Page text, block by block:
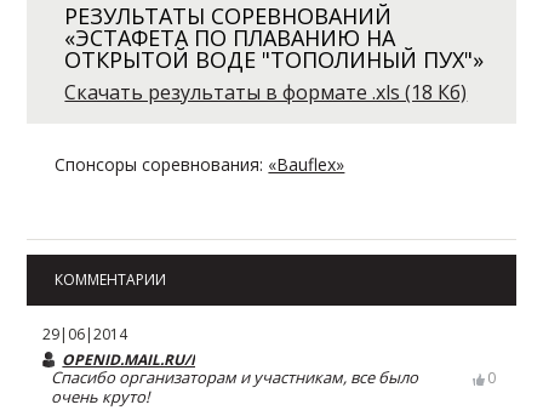
РЕЗУЛЬТАТЫ СОРЕВНОВАНИЙ
«ЭСТАФЕТА ПО ПЛАВАНИЮ НА
ОТКРЫТОЙ ВОДЕ "ТОПОЛИНЫЙ ПУХ"»
Скачать результаты в формате .xls (18 Кб)
Спонсоры соревнования: «Bauflex»
КОММЕНТАРИИ
29|06|2014
OPENID.MAIL.RU/MAIL/FOX126
Спасибо организаторам и участникам, все было
очень круто!
0